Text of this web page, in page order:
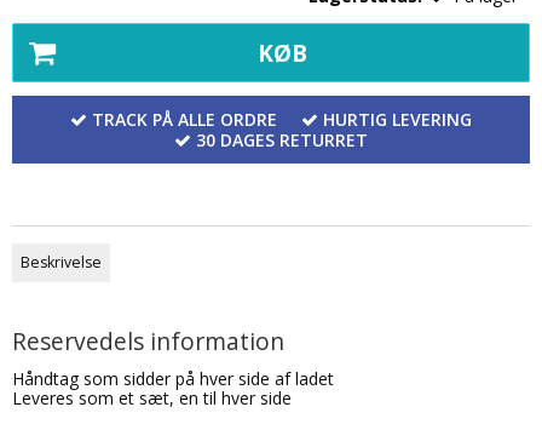
KØB
TRACK PÅ ALLE ORDRE
HURTIG LEVERING
30 DAGES RETURRET
Beskrivelse
Reservedels information
Håndtag som sidder på hver side af ladet
Leveres som et sæt, en til hver side